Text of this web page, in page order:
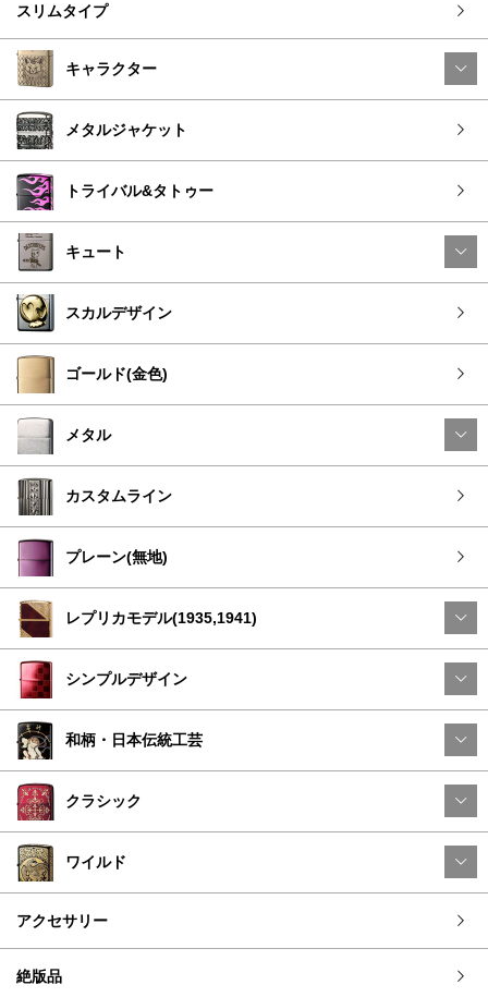
スリムタイプ
キャラクター
メタルジャケット
トライバル&タトゥー
キュート
スカルデザイン
ゴールド(金色)
メタル
カスタムライン
プレーン(無地)
レプリカモデル(1935,1941)
シンプルデザイン
和柄・日本伝統工芸
クラシック
ワイルド
アクセサリー
絶版品